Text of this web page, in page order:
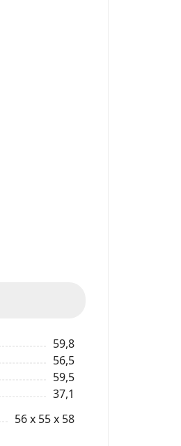
59,8
56,5
59,5
37,1
56 x 55 x 58